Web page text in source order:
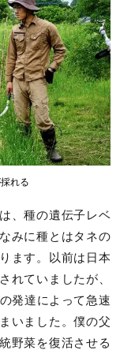
れる
、種の遺伝子レベ
みに種とはタネの
ます。以前は日本
れていましたが、
発達によって急速
いました。僕の父
野菜を復活させる